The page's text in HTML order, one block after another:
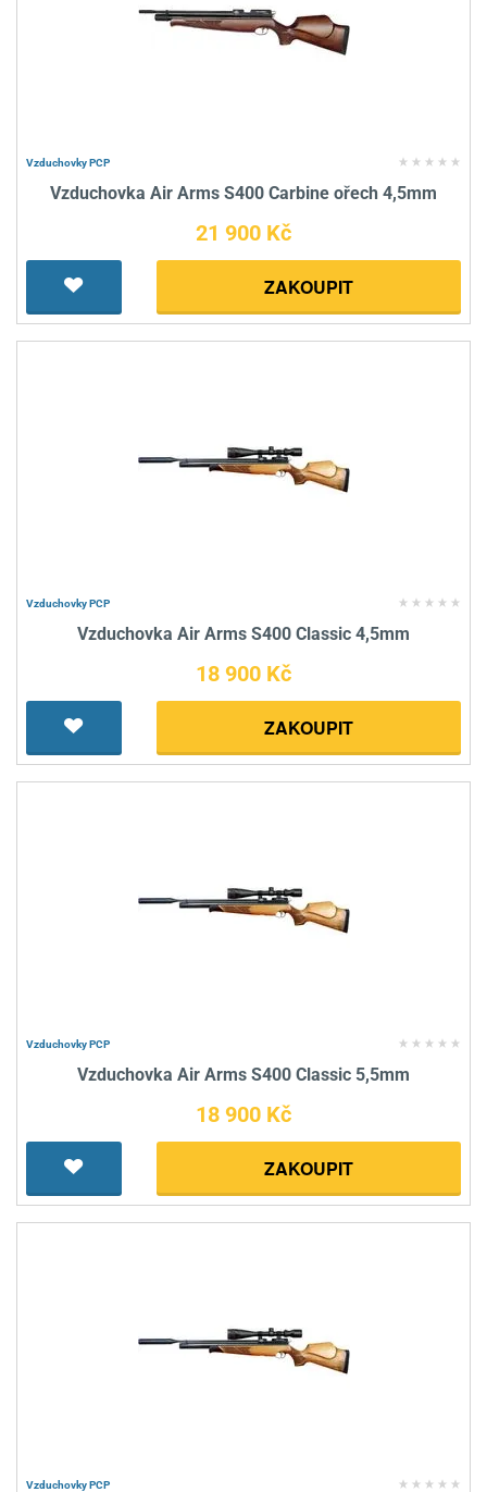
Vzduchovky PCP
Vzduchovka Air Arms S400 Carbine ořech 4,5mm
21 900 Kč
ZAKOUPIT
Vzduchovky PCP
Vzduchovka Air Arms S400 Classic 4,5mm
18 900 Kč
ZAKOUPIT
Vzduchovky PCP
Vzduchovka Air Arms S400 Classic 5,5mm
18 900 Kč
ZAKOUPIT
Vzduchovky PCP